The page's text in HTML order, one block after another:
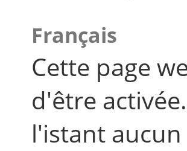
Français
Cette page
d'être
l'istant